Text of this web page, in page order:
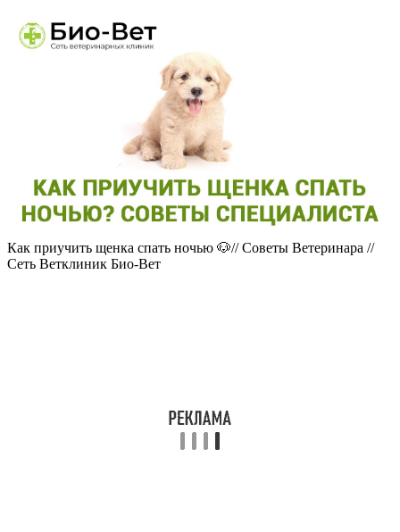
Как приучить щенка спать ночью 🐶// Советы Ветеринара //
Сеть Ветклиник Био-Вет